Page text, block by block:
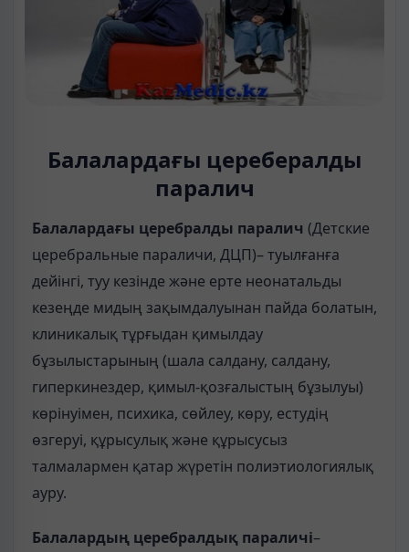
Балалардағы церебералды
паралич
Балалардағы церебралды паралич (Детские
церебральные параличи, ДЦП)– туылғанға
дейінгі, туу кезінде жəне ерте неонатальды
кезеңде мидың зақымдалуынан пайда болатын,
клиникалық тұрғыдан қимылдау
бұзылыстарының (шала салдану, салдану,
гиперкинездер, қимыл-қозғалыстың бұзылуы)
көрінуімен, психика, сөйлеу, көру, естудің
өзгеруі, құрысулық жəне құрысусыз
талмалармен қатар жүретін полиэтиологиялық
ауру.
Балалардың церебралдық параличі–